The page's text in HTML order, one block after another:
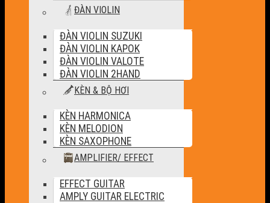
ĐÀN VIOLIN
ĐÀN VIOLIN SUZUKI
ĐÀN VIOLIN KAPOK
ĐÀN VIOLIN VALOTE
ĐÀN VIOLIN 2HAND
KÈN & BỘ HƠI
KÈN HARMONICA
KÈN MELODION
KÈN SAXOPHONE
AMPLIFIER/ EFFECT
EFFECT GUITAR
AMPLY GUITAR ELECTRIC